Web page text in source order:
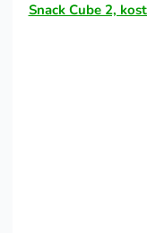
Snack Cube 2,